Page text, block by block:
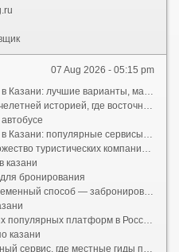
07 Aug 2026 - 05:15 pm
Где заказать экскурсии в Казани: лучшие варианты, маршруты и цены 2026 года
лучше всего заранее заказать экскурсию — так вы не пропустите главные достопримечательности и узнаете самые интересные истории и легенды, которые не найти в путеводителях. Рассказываем, где и как забронировать экскурсию в Казани, сколько это стоит и что обязательно стоит посмотреть.
популярные сервисы и платформы
можно найти экскурсии на любой вкус и бюджет. Вот основные варианты, где можно заказать экскурсии:
казани
бронирования
Это позволяет заранее посмотреть описание маршрута, отзывы других туристов, цены и выбрать удобное время.
экскурсии в Казани. Многие маршруты можно забронировать без предоплаты или с небольшой предоплатой, остальное оплачивается на месте .
казани
экскурсии — от классических обзорных до гастрономических и мистических прогулок.